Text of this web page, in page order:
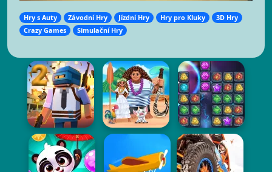
Hry s Auty Závodní Hry Jízdní Hry Hry pro Kluky
3D Hry
Crazy Games
Simulační Hry